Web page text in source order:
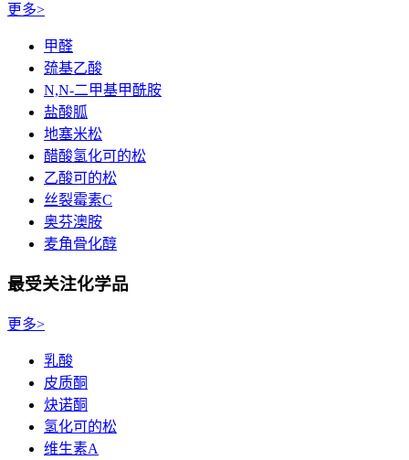
更多>
甲醛
巯基乙酸
N,N-二甲基甲酰胺
盐酸胍
地塞米松
醋酸氢化可的松
乙酸可的松
丝裂霉素C
奥芬澳胺
麦角骨化醇
最受关注化学品
更多>
乳酸
皮质酮
炔诺酮
氢化可的松
维生素A